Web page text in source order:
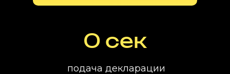
подача декларации
0 сек